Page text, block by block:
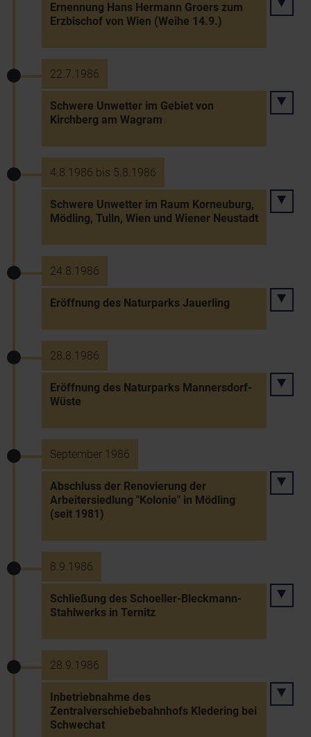
Ernennung Hans Hermann Groers zum
Erzbischof von Wien (Weihe 14.9.)
22.7.1986
Schwere Unwetter im Gebiet von
Kirchberg am Wagram
4.8.1986 bis 5.8.1986
Schwere Unwetter im Raum Korneuburg,
Mödling, Tulln, Wien und Wiener Neustadt
24.8.1986
Eröffnung des Naturparks Jauerling
28.8.1986
Eröffnung des Naturparks Mannersdorf-
Wüste
September 1986
Abschluss der Renovierung der
Arbeitersiedlung "Kolonie" in Mödling
(seit 1981)
8.9.1986
Schließung des Schoeller-Bleckmann-
Stahlwerks in Ternitz
28.9.1986
Inbetriebnahme des
Zentralverschiebebahnhofs Kledering bei
Schwechat